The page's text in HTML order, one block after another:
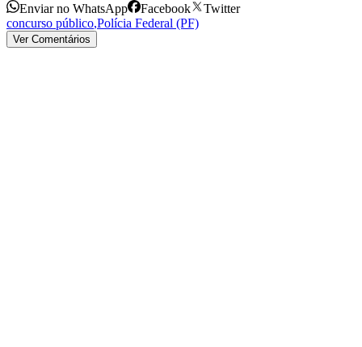
Enviar no WhatsApp Facebook
Twitter
concurso público,Polícia Federal (PF)
Ver Comentários